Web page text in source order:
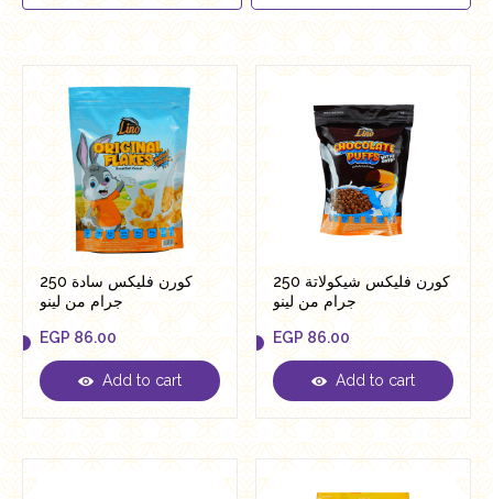
كورن فليكس سادة 250
جرام من لينو
EGP 86.00
EGP 86.00
Add to cart
كورن فليكس شيكولاتة 250
جرام من لينو
EGP 86.00
EGP 86.00
Add to cart